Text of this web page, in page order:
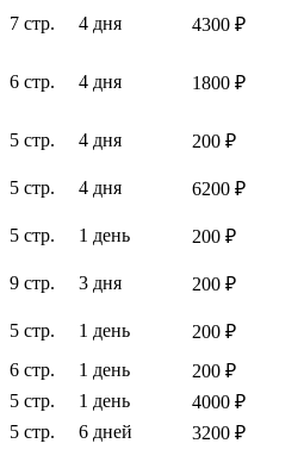
7 стр. 4 дня
4300 ₽
6 стр. 4 дня 1800 ₽
5 стр. 4 дня
200 ₽
5 стр. 4 дня
6200 ₽
5 стр. 1 день
200 ₽
9 стр. 3 дня
200 ₽
5 стр. 1 день
200 ₽
6 стр. 1 день
200 ₽
5 стр. 1 день
4000 ₽
5 стр. 6 дней
3200 ₽